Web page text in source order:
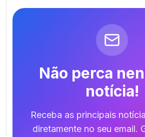
Não perca
notícia!
Receba as principais
diretamente no seu email.